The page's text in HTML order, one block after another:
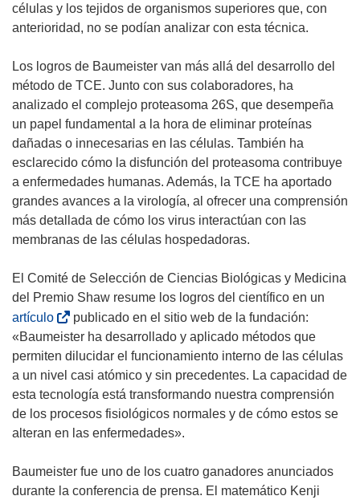
células y los tejidos de organismos superiores que, con
anterioridad, no se podían analizar con esta técnica.
Los logros de Baumeister van más allá del desarrollo del
método de TCE. Junto con sus colaboradores, ha
analizado el complejo proteasoma 26S, que desempeña
un papel fundamental a la hora de eliminar proteínas
dañadas o innecesarias en las células. También ha
esclarecido cómo la disfunción del proteasoma contribuye
a enfermedades humanas. Además, la TCE ha aportado
grandes avances a la virología, al ofrecer una comprensión
más detallada de cómo los virus interactúan con las
membranas de las células hospedadoras.
El Comité de Selección de Ciencias Biológicas y Medicina
del Premio Shaw resume los logros del científico en un
artículo(
s
e
a
b
r
i
á
e
publicado en el sitio web de la fundación:
«Baumeister ha desarrollado y aplicado métodos que
permiten dilucidar el funcionamiento interno de las células
a un nivel casi atómico y sin precedentes. La capacidad de
esta tecnología está transformando nuestra comprensión
de los procesos fisiológicos normales y de cómo estos se
alteran en las enfermedades».
Baumeister fue uno de los cuatro ganadores anunciados
durante la conferencia de prensa. El matemático Kenji